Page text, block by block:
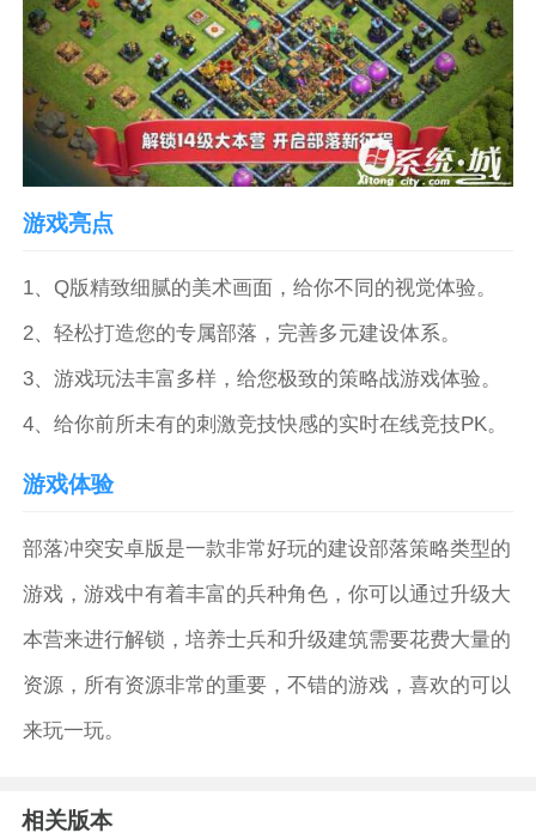
游戏亮点
1、Q版精致细腻的美术画面，给你不同的视觉体验。
2、轻松打造您的专属部落，完善多元建设体系。
3、游戏玩法丰富多样，给您极致的策略战游戏体验。
4、给你前所未有的刺激竞技快感的实时在线竞技PK。
游戏体验
部落冲突安卓版是一款非常好玩的建设部落策略类型的
游戏，游戏中有着丰富的兵种角色，你可以通过升级大
本营来进行解锁，培养士兵和升级建筑需要花费大量的
资源，所有资源非常的重要，不错的游戏，喜欢的可以
来玩一玩。
相关版本